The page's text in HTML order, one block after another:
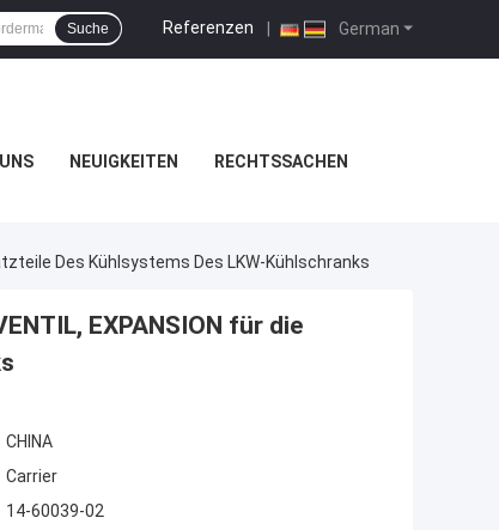
German
Referenzen |
Suche
NEUIGKEITEN RECHTSSACHEN
Des Kühlsystems Des LKW-Kühlschranks
EXPANSION für die
CHINA
Carrier
14-60039-02